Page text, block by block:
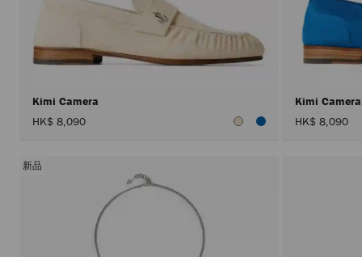
Kimi Camera
HK$ 8,090
Kimi
HK$ 8,090
新品